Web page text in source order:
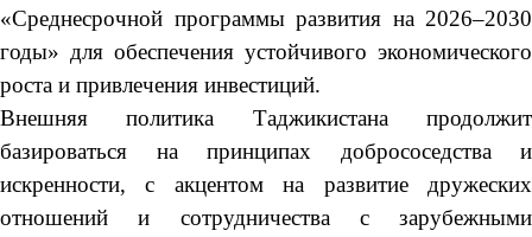
«Среднесрочной программы развития на 2026–2030
годы» для обеспечения устойчивого экономического
роста и привлечения инвестиций.
Внешняя политика Таджикистана продолжит
базироваться на принципах добрососедства и
искренности, с акцентом на развитие дружеских
отношений и сотрудничества с зарубежными